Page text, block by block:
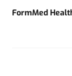
FormMed